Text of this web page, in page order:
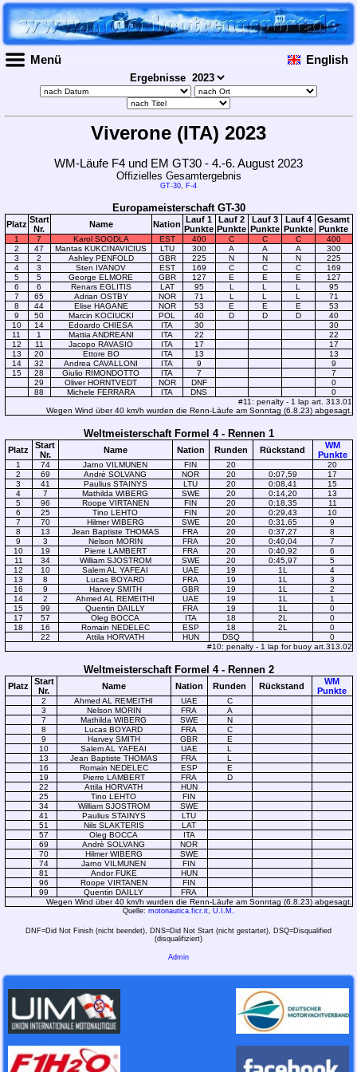
Menü English
Ergebnisse
Viverone (ITA) 2023
WM-Läufe F4 und EM GT30 - 4.-6. August 2023
Offizielles Gesamtergebnis
GT-30, F-4
Europameisterschaft GT-30
Platz Start
Nr.
Name Nation Lauf 1
Punkte
Lauf 2
Punkte
Lauf 3
Punkte
Lauf 4
Punkte
Gesamt
Punkte
1 7 Karol SOODLA EST 400 C C C
400
2
47 Mantas KUKCINAVICIUS LTU 300 A A A
300
3
2 Ashley PENFOLD GBR 225 N N N
225
4
3 Sten IVANOV EST 169 C C C
169
5
5 George ELMORE GBR 127 E E E
127
6
6 Renars EGLITIS LAT 95 L L L
95
7
65 Adrian OSTBY NOR 71 L L L
71
8
44 Elise HAGANE NOR 53 E E E
53
9
50 Marcin KOCIUCKI POL 40 D D D
40
10
14 Edoardo CHIESA ITA 30
30
11
1 Mattia ANDREANI ITA 22
22
12
11 Jacopo RAVASIO ITA 17
17
13
20 Ettore BO ITA 13
13
14
32 Andrea CAVALLONI ITA 9
9
15
28 Giulio RIMONDOTTO ITA 7
7
29
Oliver HORNTVEDT NOR DNF
0
88
Michele FERRARA ITA DNS
0
#11: penalty - 1 lap art. 313.01
Wegen Wind über 40 km/h wurden die Renn-Läufe am Sonntag (6.8.23) abgesagt.
Weltmeisterschaft Formel 4 - Rennen 1
Platz
Start
Nr.
Name Nation Runden Rückstand
WM
Punkte
1 74 Jarno VILMUNEN FIN 20
20
2
69 Andrè SOLVANG NOR 20 0:07,59
17
3
41 Paulius STAINYS LTU 20 0:08,41
15
4
7 Mathilda WIBERG SWE 20 0:14,20
13
5
96 Roope VIRTANEN FIN 20 0:18,35
11
6
25 Tino LEHTO FIN 20 0:29,43
10
7
70 Hilmer WIBERG SWE 20 0:31,65
9
8
13 Jean Baptiste THOMAS FRA 20 0:37,27
8
9
3 Nelson MORIN FRA 20 0:40,04
7
10
19 Pierre LAMBERT FRA 20 0:40,92
6
11
34 William SJOSTROM SWE 20 0:45,97
5
12
10 Salem AL YAFEAI UAE 19 1L
4
13
8 Lucas BOYARD FRA 19 1L
3
16
9 Harvey SMITH GBR 19 1L
2
14
2 Ahmed AL REMEITHI UAE 19 1L
1
15
99 Quentin DAILLY FRA 19 1L
0
17
57 Oleg BOCCA ITA 18 2L
0
18
16 Romain NEDELEC ESP 18 2L
0
22
Attila HORVATH HUN DSQ
0
#10: penalty - 1 lap for buoy art.313.02
Weltmeisterschaft Formel 4 - Rennen 2
Platz
Start
Nr.
Name Nation Runden Rückstand
WM
Punkte
2 Ahmed AL REMEITHI UAE
C
3
Nelson MORIN FRA
A
7
Mathilda WIBERG SWE
N
8
Lucas BOYARD FRA
C
9
Harvey SMITH GBR
E
10
Salem AL YAFEAI UAE
L
13
Jean Baptiste THOMAS FRA
L
16
Romain NEDELEC ESP
E
19
Pierre LAMBERT FRA
D
22
Attila HORVATH
HUN
25
Tino LEHTO
FIN
34
William SJOSTROM
SWE
41
Paulius STAINYS
LTU
51
Nils SLAKTERIS
LAT
57
Oleg BOCCA
ITA
69
Andrè SOLVANG
NOR
70
Hilmer WIBERG
SWE
74
Jarno VILMUNEN
FIN
81
Andor FUKE
HUN
96
Roope VIRTANEN
FIN
99
Quentin DAILLY
FRA
Wegen Wind über 40 km/h wurden die Renn-Läufe am Sonntag (6.8.23) abgesagt.
Quelle: motonautica.ficr.it, U.I.M.
DNF=Did Not Finish (nicht beendet), DNS=Did Not Start (nicht gestartet), DSQ=Disqualified
(disqualifiziert)
Admin